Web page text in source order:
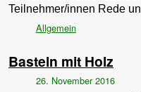
Teilnehmer/innen Rede
Allgemein
Basteln mit Holz
26. November 2016